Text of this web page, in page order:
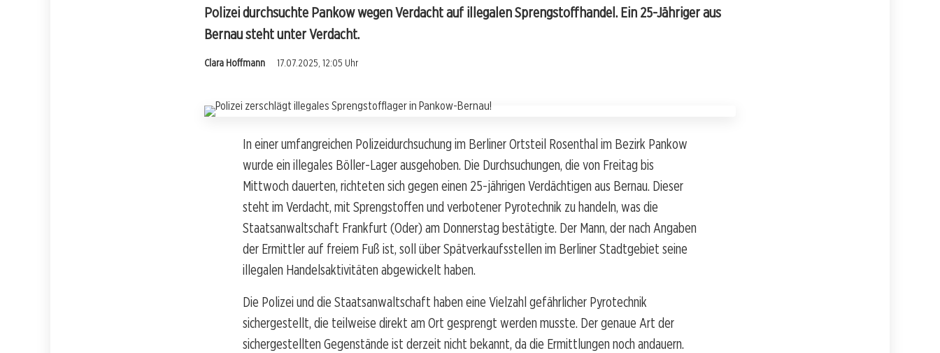
Polizei durchsuchte Pankow wegen Verdacht auf illegalen Sprengstoffhandel. Ein 25-Jähriger aus
Bernau steht unter Verdacht.
Clara Hoffmann 17.07.2025, 12:05 Uhr
In einer umfangreichen Polizeidurchsuchung im Berliner Ortsteil Rosenthal im Bezirk Pankow
wurde ein illegales Böller-Lager ausgehoben. Die Durchsuchungen, die von Freitag bis
Mittwoch dauerten, richteten sich gegen einen 25-jährigen Verdächtigen aus Bernau. Dieser
steht im Verdacht, mit Sprengstoffen und verbotener Pyrotechnik zu handeln, was die
Staatsanwaltschaft Frankfurt (Oder) am Donnerstag bestätigte. Der Mann, der nach Angaben
der Ermittler auf freiem Fuß ist, soll über Spätverkaufsstellen im Berliner Stadtgebiet seine
illegalen Handelsaktivitäten abgewickelt haben.
Die Polizei und die Staatsanwaltschaft haben eine Vielzahl gefährlicher Pyrotechnik
sichergestellt, die teilweise direkt am Ort gesprengt werden musste. Der genaue Art der
sichergestellten Gegenstände ist derzeit nicht bekannt, da die Ermittlungen noch andauern.